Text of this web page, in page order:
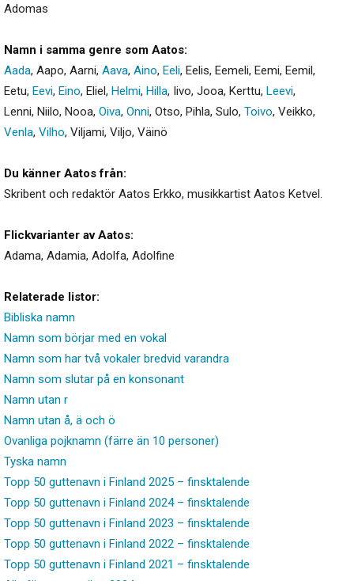
Adomas
Namn i samma genre som Aatos:
Aada, Aapo, Aarni, Aava, Aino, Eeli, Eelis, Eemeli, Eemi, Eemil,
Eetu, Eevi, Eino, Eliel, Helmi, Hilla, Iivo, Jooa, Kerttu, Leevi,
Lenni, Niilo, Nooa, Oiva, Onni, Otso, Pihla, Sulo, Toivo, Veikko,
Venla, Vilho, Viljami, Viljo, Väinö
Du känner Aatos från:
Skribent och redaktör Aatos Erkko, musikkartist Aatos Ketvel.
Flickvarianter av Aatos:
Adama, Adamia, Adolfa, Adolfine
Relaterade listor:
Bibliska namn
Namn som börjar med en vokal
Namn som har två vokaler bredvid varandra
Namn som slutar på en konsonant
Namn utan r
Namn utan å, ä och ö
Ovanliga pojknamn (färre än 10 personer)
Tyska namn
Topp 50 guttenavn i Finland 2025 – finsktalende
Topp 50 guttenavn i Finland 2024 – finsktalende
Topp 50 guttenavn i Finland 2023 – finsktalende
Topp 50 guttenavn i Finland 2022 – finsktalende
Topp 50 guttenavn i Finland 2021 – finsktalende